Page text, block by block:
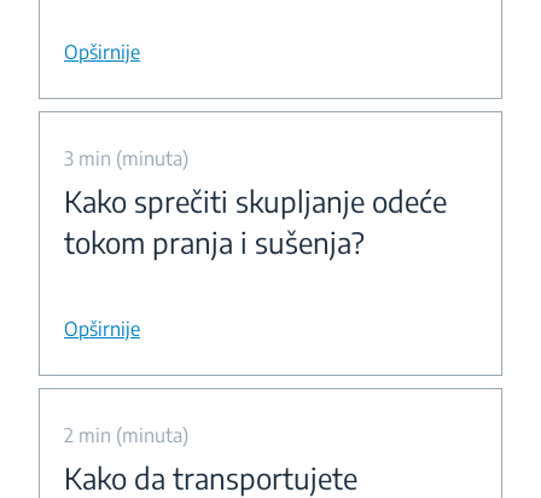
Opširnije
3 min (minuta)
Kako sprečiti skupljanje odeće
tokom pranja i sušenja?
Opširnije
2 min (minuta)
Kako da transportujete